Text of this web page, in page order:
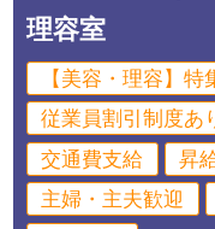
理容室
【美容・理容】特
従業員割引制度あ
交通費支給
昇
主婦・主夫歓迎